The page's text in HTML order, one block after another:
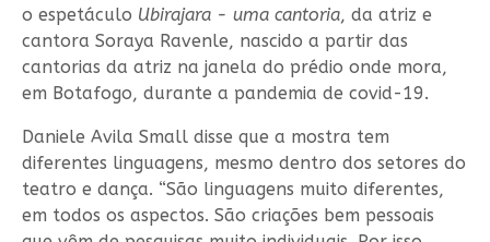
o espetáculo Ubirajara - uma cantoria, da atriz e
cantora Soraya Ravenle, nascido a partir das
cantorias da atriz na janela do prédio onde mora,
em Botafogo, durante a pandemia de covid-19.
Daniele Avila Small disse que a mostra tem
diferentes linguagens, mesmo dentro dos setores do
teatro e dança. “São linguagens muito diferentes,
em todos os aspectos. São criações bem pessoais